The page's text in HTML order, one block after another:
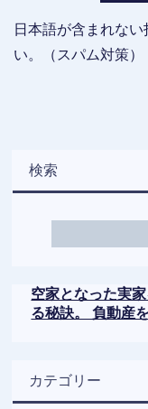
日本語が含まれな
い。（スパム対策）
検索
空家となった実
る秘訣。 負動産
カテゴリー